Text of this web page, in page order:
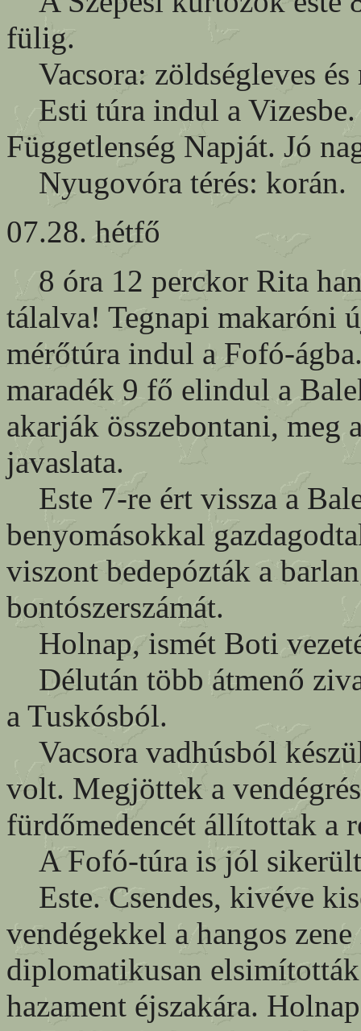
fülig.
Vacsora: zöldségleves és
Esti túra indul a
Függetlenség Napját. Jó
Nyugovóra térés: korán.
07.28. hétfő
8 óra 12 perckor Rita
tálalva! Tegnapi makaróni
mérőtúra indul a Fofó-
maradék 9 fő elindul a
akarják összebontani, meg
javaslata.
Este 7-re ért vissza a
benyomásokkal
viszont bedepózták a
bontószerszámát.
Holnap, ismét Boti
Délután több átmenő
a Tuskósból.
Vacsora vadhúsból
volt. Megjöttek a
fürdőmedencét állítottak a
A Fofó-túra is jól
Este. Csendes, kivéve
vendégekkel a hangos
diplomatikusan
hazament éjszakára.